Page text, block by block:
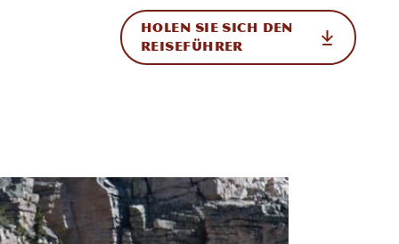
HOLEN SIE SICH DEN
REISEFÜHRER